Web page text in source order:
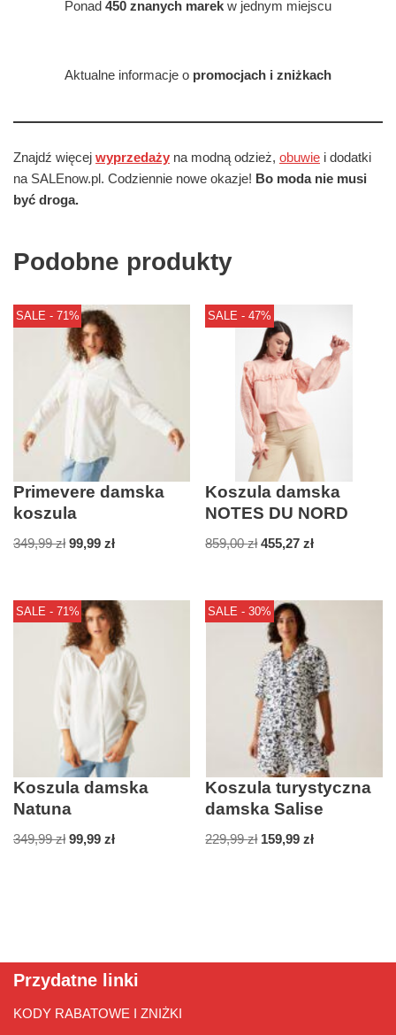
Ponad 450 znanych marek w jednym miejscu
Aktualne informacje o promocjach i zniżkach
Znajdź więcej wyprzedaży na modną odzież, obuwie i dodatki
na SALEnow.pl. Codziennie nowe okazje! Bo moda nie musi
być droga.
Podobne produkty
SALE - 71%
Primevere damska
koszula
349,99zł 99,99 zł
SALE - 47%
Koszula damska
NOTES DU NORD
859,00zł 455,27zł
SALE - 71%
Koszula damska
Natuna
349,99zł 99,99 zł
SALE - 30%
Koszula turystyczna
damska Salise
229,99zł 159,99zł
Przydatne linki
KODY RABATOWE I ZNIŻKI